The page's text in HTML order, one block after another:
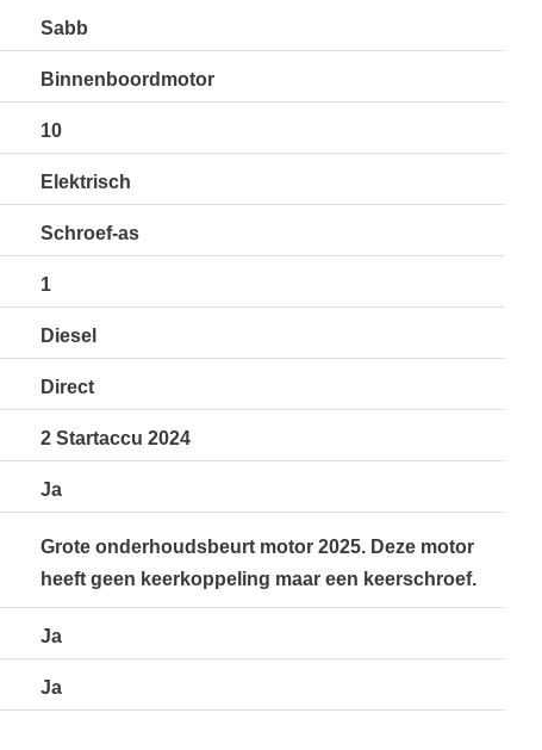
Sabb
Binnenboordmotor
10
Elektrisch
Schroef-as
1
Diesel
Direct
2 Startaccu 2024
Ja
Grote onderhoudsbeurt motor 2025. Deze motor
heeft geen keerkoppeling maar een keerschroef.
Ja
Ja